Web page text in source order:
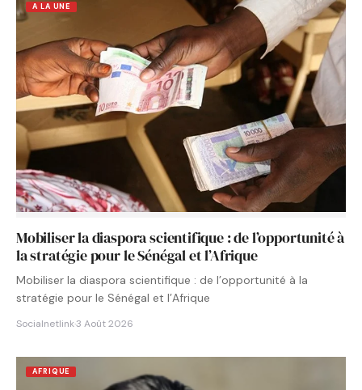
A LA UNE
Mobiliser la diaspora scientifique : de l’opportunité à
la stratégie pour le Sénégal et l’Afrique
Mobiliser la diaspora scientifique : de l’opportunité à la
stratégie pour le Sénégal et l’Afrique
Socialnetlink·3 Août 2026
AFRIQUE